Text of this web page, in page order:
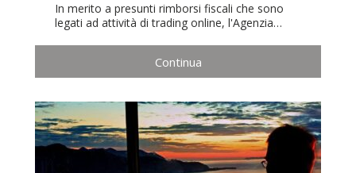
In merito a presunti rimborsi fiscali che sono
legati ad attività di trading online, l'Agenzia…
Continua